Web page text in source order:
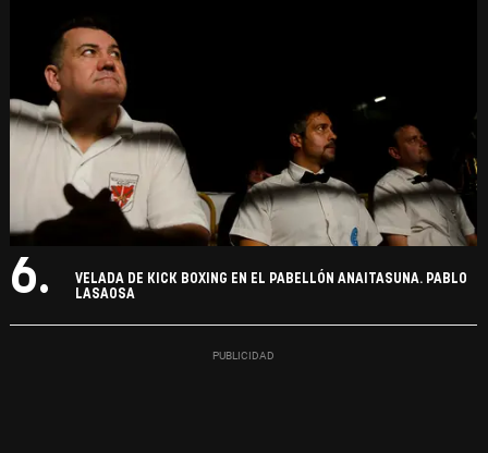
6.
VELADA DE KICK BOXING EN EL PABELLÓN ANAITASUNA. PABLO
LASAOSA